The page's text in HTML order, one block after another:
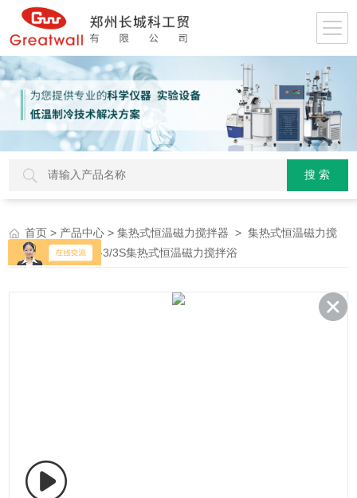
首页 > 产品中心 >集热式恒温磁力搅拌器 >集热式恒温磁力搅
拌浴
> HWCL-3/3S集热式恒温磁力搅拌浴